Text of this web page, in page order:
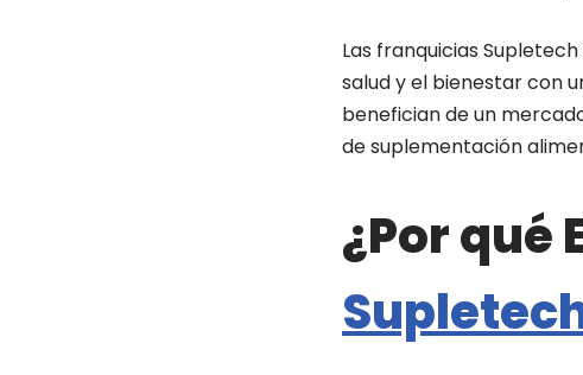
Las franquicias
salud y el bienestar con
benefician de un
de suplementación
¿Por qué